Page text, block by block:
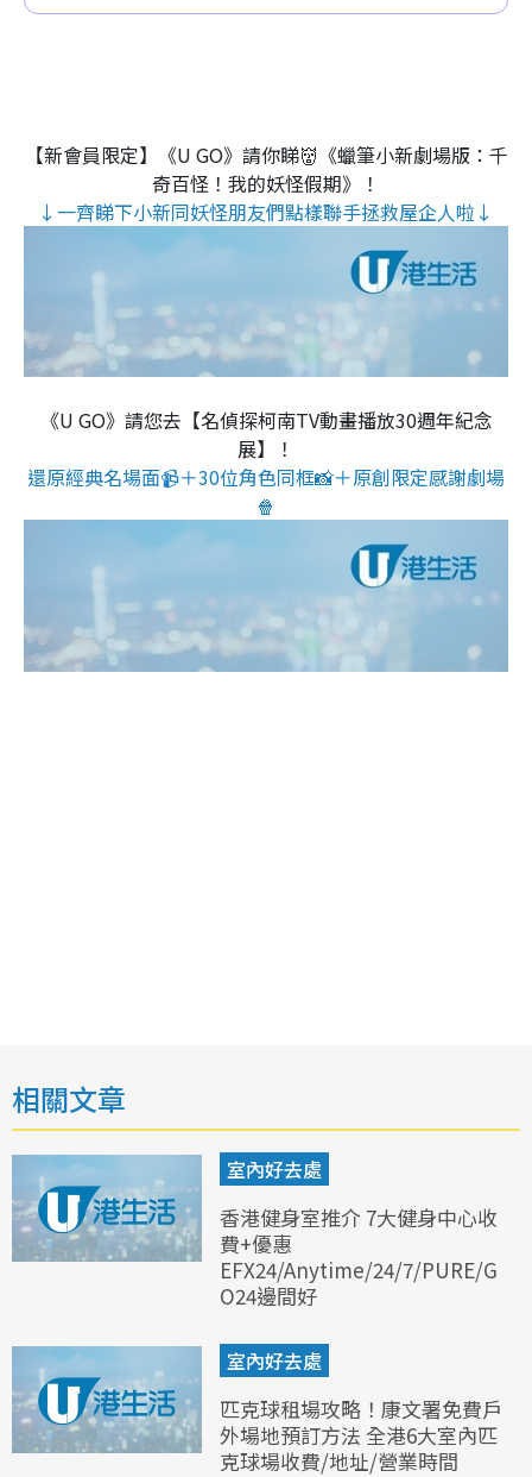
【新會員限定】《U GO》請你睇👹《蠟筆小新劇場版：千
奇百怪！我的妖怪假期》！
↓一齊睇下小新同妖怪朋友們點樣聯手拯救屋企人啦↓
《U GO》請您去【名偵探柯南TV動畫播放30週年紀念
展】！
還原經典名場面📹＋30位角色同框📸＋原創限定感謝劇場
🍿
相關文章
室內好去處
香港健身室推介 7大健身中心收
費+優惠
EFX24/Anytime/24/7/PURE/G
O24邊間好
室內好去處
匹克球租場攻略！康文署免費戶
外場地預訂方法 全港6大室內匹
克球場收費/地址/營業時間